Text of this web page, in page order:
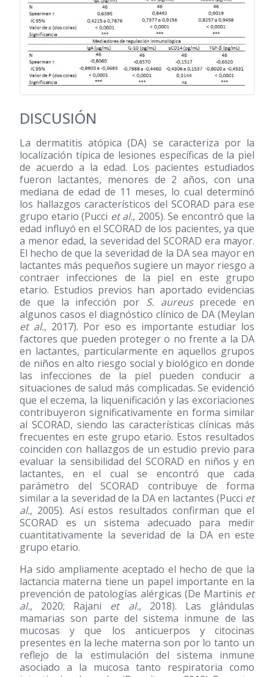
DISCUSIÓN
La dermatitis atópica (DA) se caracteriza por la
localización típica de lesiones específicas de la piel
de acuerdo a la edad. Los pacientes estudiados
fueron lactantes, menores de 2 años, con una
mediana de edad de 11 meses, lo cual determinó
los hallazgos característicos del SCORAD para ese
grupo etario (Pucci et al., 2005). Se encontró que la
edad influyó en el SCORAD de los pacientes, ya que
a menor edad, la severidad del SCORAD era mayor.
El hecho de que la severidad de la DA sea mayor en
lactantes más pequeños sugiere un mayor riesgo a
contraer infecciones de la piel en este grupo
etario. Estudios previos han aportado evidencias
de que la infección por S. aureusprecede en
algunos casos el diagnóstico clínico de DA (Meylan
et al., 2017). Por eso es importante estudiar los
factores que pueden proteger o no frente a la DA
en lactantes, particularmente en aquellos grupos
de niños en alto riesgo social y biológico en donde
las infecciones de la piel pueden conducir a
situaciones de salud más complicadas. Se evidenció
que el eczema, la liquenificación y las excoriaciones
contribuyeron significativamente en forma similar
al SCORAD, siendo las características clínicas más
frecuentes en este grupo etario. Estos resultados
coinciden con hallazgos de un estudio previo para
evaluar la sensibilidad del SCORAD en niños y en
lactantes, en el cual se encontró que cada
parámetro del SCORAD contribuye de forma
similar a la severidad de la DA en lactantes (Pucci et
al., 2005). Así estos resultados confirman que el
SCORAD es un sistema adecuado para medir
cuantitativamente la severidad de la DA en este
grupo etario.
Ha sido ampliamente aceptado el hecho de que la
lactancia materna tiene un papel importante en la
prevención de patologías alérgicas (De Martinis et
al., 2020; Rajani et al., 2018). Las glándulas
mamarias son parte del sistema inmune de las
mucosas y que los anticuerpos y citocinas
presentes en la leche materna son por lo tanto un
reflejo de la estimulación del sistema inmune
asociado a la mucosa tanto respiratoria como